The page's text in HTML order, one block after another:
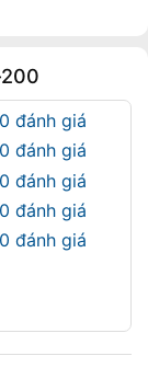
đánh giá
đánh giá
đánh giá
đánh giá
đánh giá